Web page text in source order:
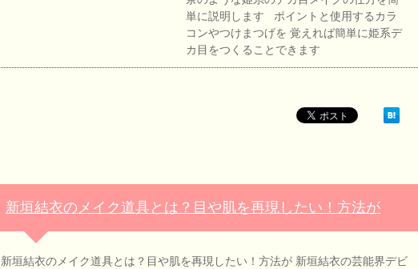
単に説明します ポイントと使用するカラ
コンやつけまつげを 覚えれば簡単に姫系デ
カ目をつくることできます
新垣結衣のメイク道具とは？目や肌を再現したい！方法が
新垣結衣のメイク道具とは？目や肌を再現したい！方法が 新垣結衣の芸能界デビ